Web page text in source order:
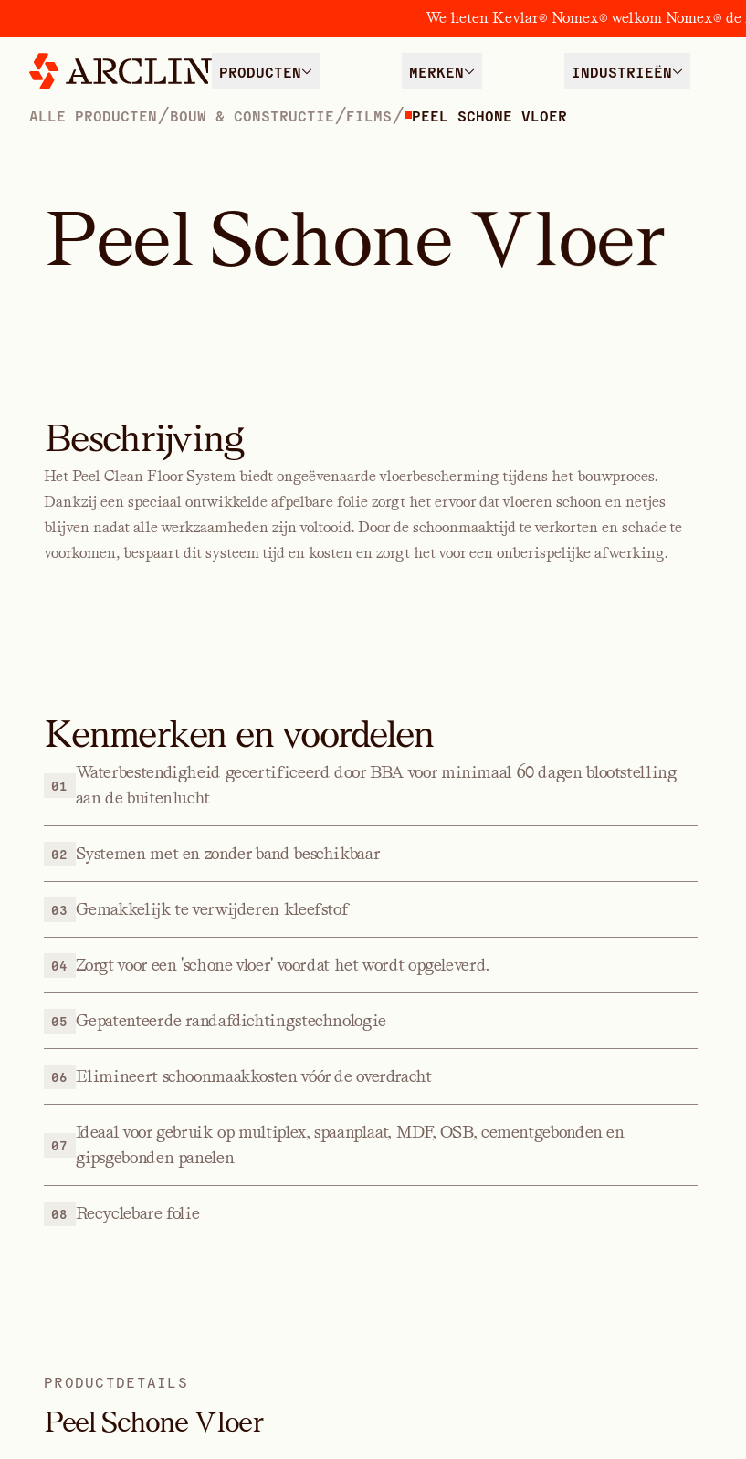
We heten Kevlar® Nomex® welkom Nomex®
PRODUCTEN MERKEN INDUSTRIEËN
ALLE PRODUCTEN /BOUW & CONSTRUCTIE /FILMS / PEEL SCHONE VLOER
Peel Schone Vloer
Beschrijving
Het Peel Clean Floor System biedt ongeëvenaarde vloerbescherming tijdens het bouwproces.
Dankzij een speciaal ontwikkelde afpelbare folie zorgt het ervoor dat vloeren schoon en netjes
blijven nadat alle werkzaamheden zijn voltooid. Door de schoonmaaktijd te verkorten en schade te
voorkomen, bespaart dit systeem tijd en kosten en zorgt het voor een onberispelijke afwerking.
Kenmerken en voordelen
01
Waterbestendigheid gecertificeerd door BBA voor minimaal 60 dagen blootstelling
aan de buitenlucht
02 Systemen met en zonder band beschikbaar
03 Gemakkelijk te verwijderen kleefstof
04 Zorgt voor een 'schone vloer' voordat het wordt opgeleverd.
05 Gepatenteerde randafdichtingstechnologie
06 Elimineert schoonmaakkosten vóór de overdracht
07
Ideaal voor gebruik op multiplex, spaanplaat, MDF, OSB, cementgebonden en
gipsgebonden panelen
08 Recyclebare folie
PRODUCTDETAILS
Peel SchoneVloer